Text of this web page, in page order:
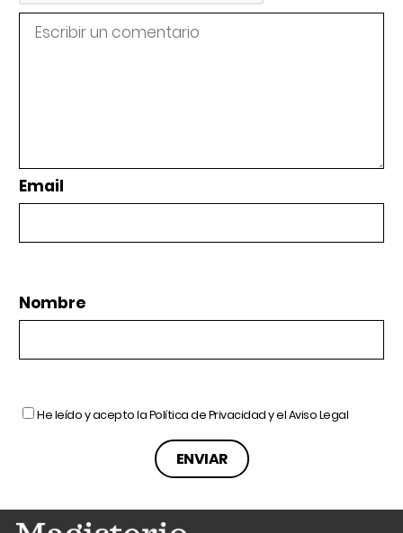
Email
Nombre
He leído y acepto laPolítica de Privacidady elAviso Legal